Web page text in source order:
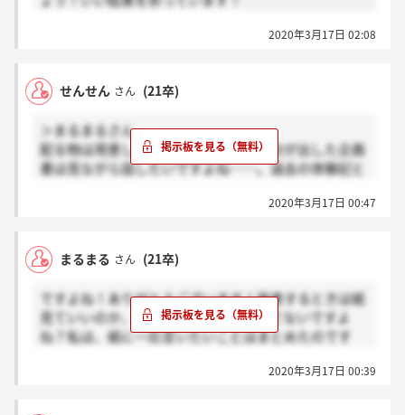
2020年3月17日 02:08
せんせん さん (21卒)
＞まるまるさん
配る物は用意してないです！せめて自分が出した企画
書は見ながら話したいですよね……。過去の体験記と
2020年3月17日 00:47
まるまる さん (21卒)
ですよね！ありがとうございます！発表するときは紙
見ていいのか、配るものとかは用意してないですよ
ね？私は、紙に一応言いたいことはまとめたのです
2020年3月17日 00:39